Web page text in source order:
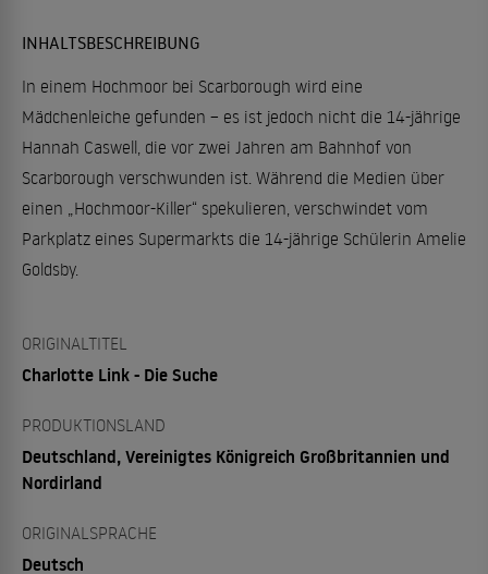
INHALTSBESCHREIBUNG
In einem Hochmoor bei Scarborough wird eine
Mädchenleiche gefunden – es ist jedoch nicht die 14-jährige
Hannah Caswell, die vor zwei Jahren am Bahnhof von
Scarborough verschwunden ist. Während die Medien über
einen „Hochmoor-Killer“ spekulieren, verschwindet vom
Parkplatz eines Supermarkts die 14-jährige Schülerin Amelie
Goldsby.
ORIGINALTITEL
Charlotte Link - Die Suche
PRODUKTIONSLAND
Deutschland, Vereinigtes Königreich Großbritannien und
Nordirland
ORIGINALSPRACHE
Deutsch